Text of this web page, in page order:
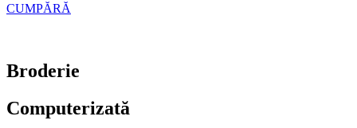
CUMPĂRĂ
Broderie
Computerizată